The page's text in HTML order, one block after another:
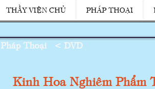
THẦY VIỆN CHỦ PHÁP THOẠI
Pháp Thoại < DVD
Kinh Hoa Nghiêm